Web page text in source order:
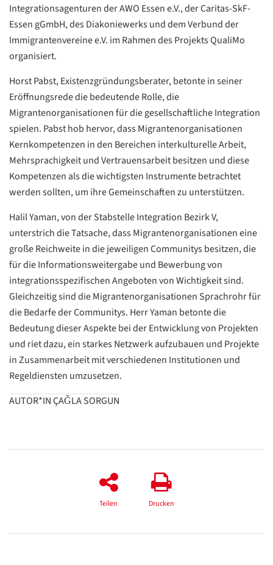
Integrationsagenturen der AWO Essen e.V., der Caritas-SkF-
Essen gGmbH, des Diakoniewerks und dem Verbund der
Immigrantenvereine e.V. im Rahmen des Projekts QualiMo
organisiert.
Horst Pabst, Existenzgründungsberater, betonte in seiner
Eröffnungsrede die bedeutende Rolle, die
Migrantenorganisationen für die gesellschaftliche Integration
spielen. Pabst hob hervor, dass Migrantenorganisationen
Kernkompetenzen in den Bereichen interkulturelle Arbeit,
Mehrsprachigkeit und Vertrauensarbeit besitzen und diese
Kompetenzen als die wichtigsten Instrumente betrachtet
werden sollten, um ihre Gemeinschaften zu unterstützen.
Halil Yaman, von der Stabstelle Integration Bezirk V,
unterstrich die Tatsache, dass Migrantenorganisationen eine
große Reichweite in die jeweiligen Communitys besitzen, die
für die Informationsweitergabe und Bewerbung von
integrationsspezifischen Angeboten von Wichtigkeit sind.
Gleichzeitig sind die Migrantenorganisationen Sprachrohr für
die Bedarfe der Communitys. Herr Yaman betonte die
Bedeutung dieser Aspekte bei der Entwicklung von Projekten
und riet dazu, ein starkes Netzwerk aufzubauen und Projekte
in Zusammenarbeit mit verschiedenen Institutionen und
Regeldiensten umzusetzen.
AUTOR*IN ÇAǦLA SORGUN
Teilen Drucken
Datenschutzerklärung
ZURÜCK
Datenschutzerklärung
Google
Datenschutzerklärung
Übersetzen
/
ZURÜCK